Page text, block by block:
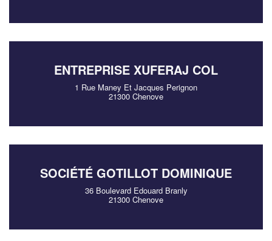
ENTREPRISE XUFERAJ COL
1 Rue Maney Et Jacques Perignon
21300 Chenove
SOCIÉTÉ GOTILLOT DOMINIQUE
36 Boulevard Edouard Branly
21300 Chenove